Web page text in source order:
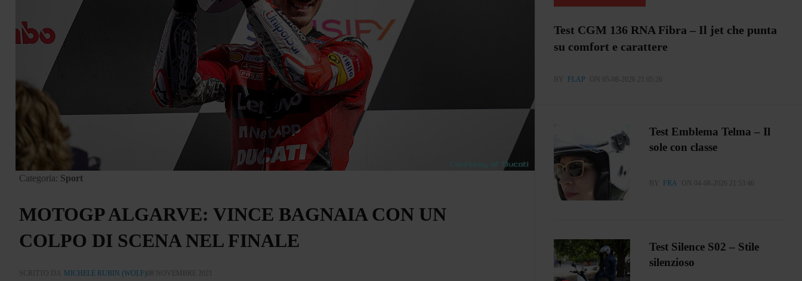
Categoria: Sport
MOTOGP ALGARVE: VINCE BAGNAIA CON UN
COLPO DI SCENA NEL FINALE
SCRITTO DA MICHELE RUBIN (WOLF) 08 NOVEMBRE 2021
Test CGM 136 RNA Fibra – Il jet che punta
su comfort e carattere
BY FLAP ON 05-08-2026 21:05:26
Test Emblema Telma – Il
sole con classe
BY FRA ON 04-08-2026 21:53:46
Test Silence S02 – Stile
silenzioso